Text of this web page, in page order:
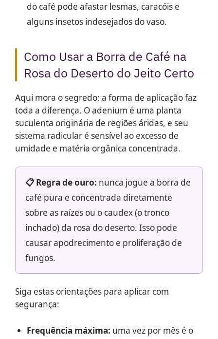
do café pode afastar lesmas, caracóis e
alguns insetos indesejados do vaso.
Como Usar a Borra de Café na
Rosa do Deserto do Jeito Certo
Aqui mora o segredo: a forma de aplicação faz
toda a diferença. O adenium é uma planta
suculenta originária de regiões áridas, e seu
sistema radicular é sensível ao excesso de
umidade e matéria orgânica concentrada.
📋 Regra de ouro: nunca jogue a borra de
café pura e concentrada diretamente
sobre as raízes ou o caudex (o tronco
inchado) da rosa do deserto. Isso pode
causar apodrecimento e proliferação de
fungos.
Siga estas orientações para aplicar com
segurança:
Frequência máxima: uma vez por mês é o